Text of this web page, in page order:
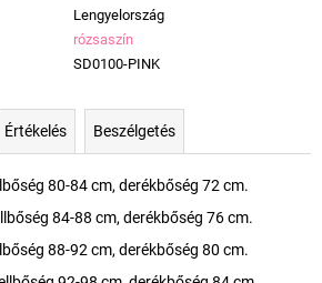
Lengyelország
rózsaszín
SD0100-PINK
Értékelés Beszélgetés
80-84 cm, derékbőség 72 cm.
84-88 cm, derékbőség 76 cm.
88-92 cm, derékbőség 80 cm.